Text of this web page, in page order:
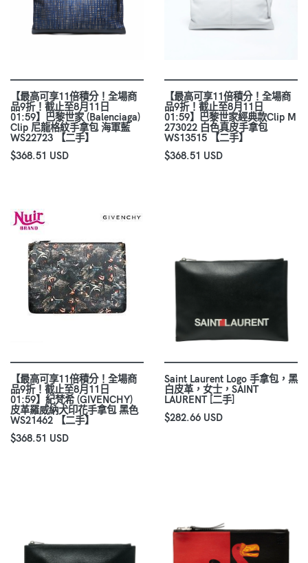
【最高可享11倍積分！全場商
品9折！截止至8月11日
01:59】巴黎世家 (Balenciaga)
Clip 尼龍格紋手拿包 海軍藍
WS22723 【二手】
$368.51 USD
【最高可享11倍積分！全場商
品9折！截止至8月11日
01:59】巴黎世家經典款Clip M
273022 白色真皮手拿包
WS13515 【二手】
$368.51 USD
【最高可享11倍積分！全場商
品9折！截止至8月11日
01:59】紀梵希 (GIVENCHY)
皮革羅威納犬印花手拿包 黑色
WS21462 【二手】
$368.51 USD
Saint Laurent Logo 手拿包，黑
白皮革，女士，SAINT
LAURENT [二手]
$282.66 USD